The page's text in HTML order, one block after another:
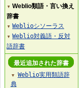
▼ Weblio類語・言い換え
辞書
▼ Weblioシソーラス
▼ Weblio対義語・反対
語辞書
最近追加された辞書
▼
Weblio実用類語辞
典